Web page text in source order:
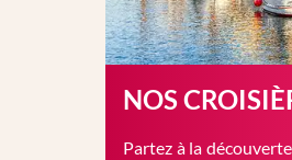
NOS
Partez à la